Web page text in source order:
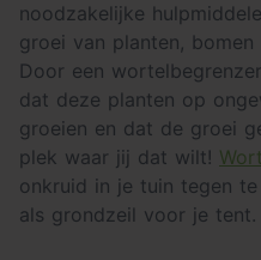
noodzakelijke
groei van planten,
Door een
dat deze planten op
groeien en dat de groei
plek waar jij dat wilt!
onkruid in je tuin tegen
als grondzeil voor je tent.